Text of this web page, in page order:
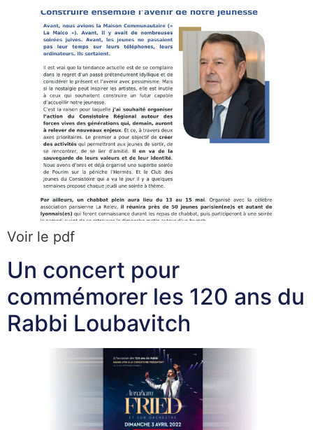
Voir le pdf
Un concert pour
commémorer les 120 ans du
Rabbi Loubavitch